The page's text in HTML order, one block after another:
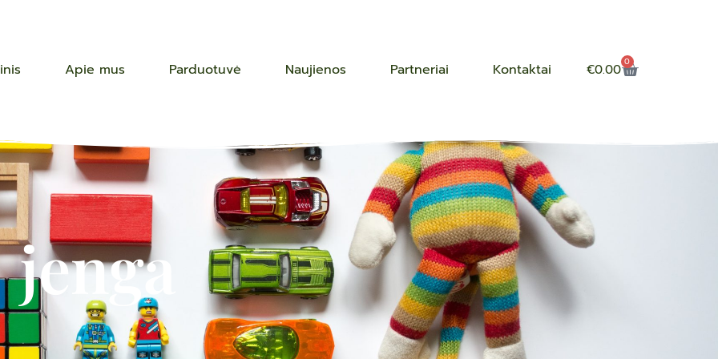
Apie mus Parduotuvė Naujienos Partneriai Kontaktai €0.00 0
jenga